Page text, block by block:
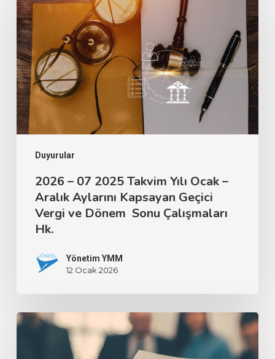
Duyurular
2026 – 07 2025 Takvim Yılı Ocak –
Aralık Aylarını Kapsayan Geçici
Vergi ve Dönem Sonu Çalışmaları
Hk.
Yönetim YMM
12 Ocak 2026